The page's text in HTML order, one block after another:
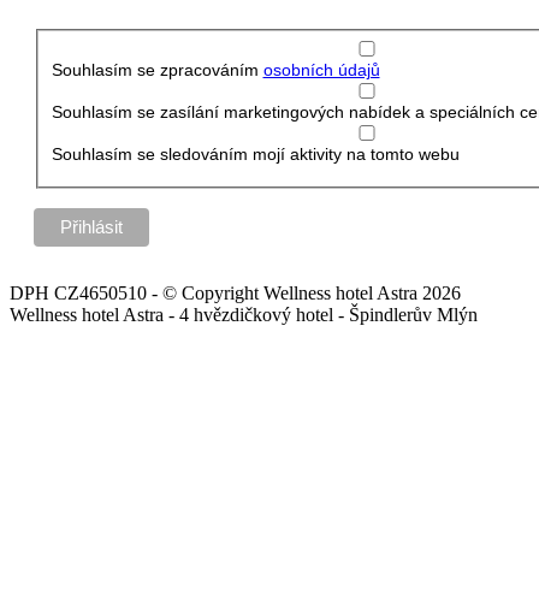
Souhlasím se zpracováním osobních údajů
Souhlasím se zasílání marketingových nabídek a speciálních
Souhlasím se sledováním mojí aktivity na tomto webu
DPH CZ4650510 - © Copyright Wellness hotel Astra 2026
Wellness hotel Astra - 4 hvězdičkový hotel - Špindlerův Mlýn